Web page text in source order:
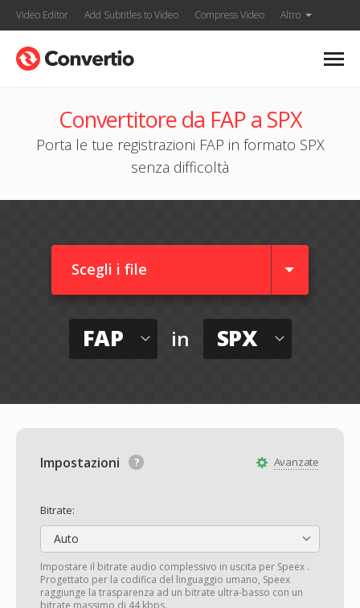
Video Editor Add Subtitles to Video Compress Video Altro
Convertitore da FAP a SPX
Porta le tue registrazioni FAP in formato SPX
senza difficoltà
Scegli i file
FAP in SPX
Avanzate
Impostazioni
Bitrate:
Auto
Impostare il bitrate audio complessivo in uscita per Speex .
Progettato per la codifica del linguaggio umano, Speex
raggiunge la trasparenza ad un bitrate ultra-basso con un
bitrate massimo di 44 kbps.